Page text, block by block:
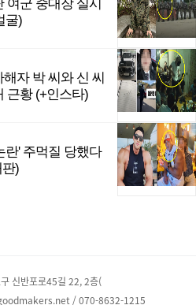
신반포로45길 22, 2층(
/ 070-8632-1215